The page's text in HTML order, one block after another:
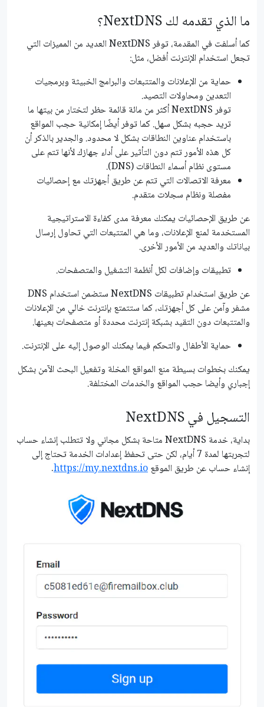
ما الذي تقدمه لك NextDNS؟
كما أسلفت في المقدمة، توفر NextDNS العديد من المميزات التي
تجعل استخدام الإنترنت أفضل، مثل:
حماية من الإعلانات والمتتبعات والبرامج الخبيثة وبرمجيات
التعدين ومحاولات التصيد.
توفر NextDNS أكثر من مائة قائمة حظر لتختار من بيتها ما
تريد حجبه بشكل سهل. كما توفر أيضًا إمكانية حجب المواقع
باستخدام عناوين النطاقات بشكل لا محدود. والجدير بالذكر أن
كل هذه الأمور تتم دون التأثير على أداء جهازك لأنها تتم على
مستوى نظام أسماء النطاقات (DNS).
معرفة الاتصالات التي تتم عن طريق أجهزتك مع إحصائيات
مفصلة ونظام سجلات متقدم.
عن طريق الإحصائيات يمكنك معرفة مدى كفاءة الاستراتيجية
المستخدمة لمنع الإعلانات، وما هي المتتبعات التي تحاول إرسال
بياناتك والعديد من الأمور الأخرى.
تطبيقات وإضافات لكل أنظمة التشغيل والمتصفحات.
عن طريق استخدام تطبيقات NextDNS ستضمن استخدام DNS
مشفر وآمن على كل أجهزتك، كما ستتمتع بإنترنت خالي من الإعلانات
والمتتبعات دون التقيد بشبكة إنترنت محددة أو متصفحات بعينها.
حماية الأطفال والتحكم فيما يمكنك الوصول إليه على الإنترنت.
يمكنك بخطوات بسيطة منع المواقع المخلة وتفعيل البحث الآمن بشكل
إجباري وأيضا حجب المواقع والخدمات المختلفة.
التسجيل في NextDNS
بداية، خدمة NextDNS متاحة بشكل مجاني ولا تتطلب إنشاء حساب
لتجربتها لمدة 7 أيام، لكن حتى تحفظ إعدادات الخدمة تحتاج إلى
إنشاء حساب عن طريق الموقعhttps://my.nextdns.io
.